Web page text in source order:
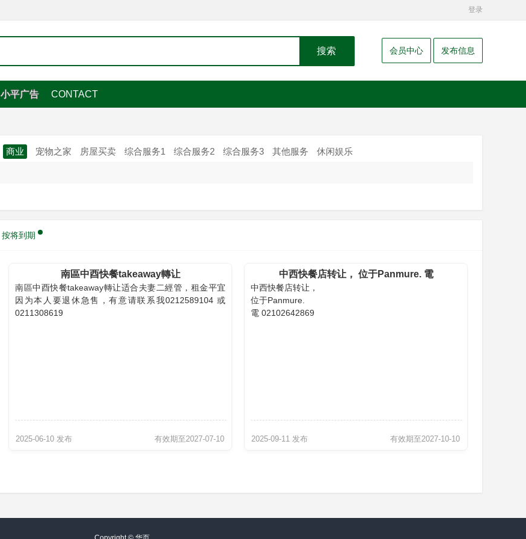
登录
搜索 会员中心 发布信息
小平广告 CONTACT
商业 宠物之家 房屋买卖 综合服务1 综合服务2 综合服务3 其他服务 休闲娱乐
按将到期
南區中酉快餐takeaway轉让
南區中酉快餐takeaway轉让适合夫妻二經管，租金平宜
因为本人要退休急售，有意请联系我0212589104 或
0211308619
有效期至2027-07-10
2025-06-10 发布
中西快餐店转让， 位于Panmure. 電
中西快餐店转让，
位于Panmure.
電 02102642869
有效期至2027-10-10
2025-09-11 发布